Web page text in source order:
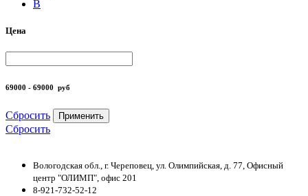
B
Цена
69000 - 69000 руб
Сбросить Применить
Сбросить
Вологодская обл., г. Череповец, ул. Олимпийская, д. 77, Офисный
центр "ОЛИМП", офис 201
8-921-732-52-12